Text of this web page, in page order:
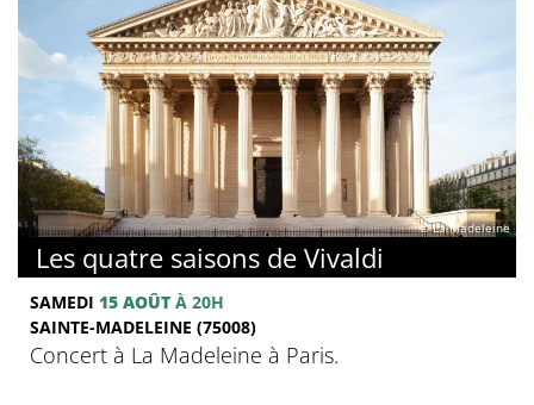
© La Madeleine
Les quatre saisons de Vivaldi
SAMEDI 15 AOÛT À 20H
SAINTE-MADELEINE (75008)
Concert à La Madeleine à Paris.